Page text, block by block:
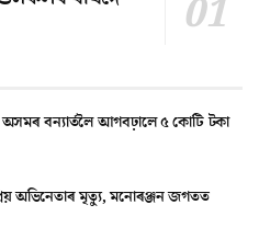
বন্যাৰ্তলৈ আগবঢ়ালে ৫ কোটি টকা
অভিনেতাৰ মৃত্যু, মনোৰঞ্জন জগতত